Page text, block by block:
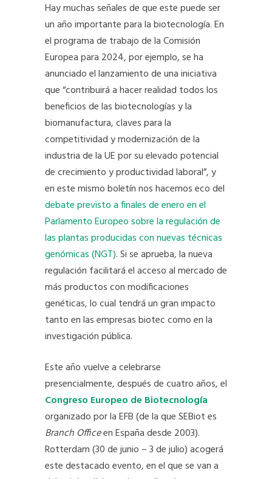
Hay muchas señales de que este puede ser
un año importante para la biotecnología. En
el programa de trabajo de la Comisión
Europea para 2024, por ejemplo, se ha
anunciado el lanzamiento de una iniciativa
que “contribuirá a hacer realidad todos los
beneficios de las biotecnologías y la
biomanufactura, claves para la
competitividad y modernización de la
industria de la UE por su elevado potencial
de crecimiento y productividad laboral”, y
en este mismo boletín nos hacemos eco del
debate previsto a finales de enero en el
Parlamento Europeo sobre la regulación de
las plantas producidas con nuevas técnicas
genómicas (NGT). Si se aprueba, la nueva
regulación facilitará el acceso al mercado de
más productos con modificaciones
genéticas, lo cual tendrá un gran impacto
tanto en las empresas biotec como en la
investigación pública.
Este año vuelve a celebrarse
presencialmente, después de cuatro años, el
Congreso Europeo de Biotecnología
organizado por la EFB (de la que SEBiot es
Branch Officeen España desde 2003).
Rotterdam (30 de junio – 3 de julio) acogerá
este destacado evento, en el que se van a